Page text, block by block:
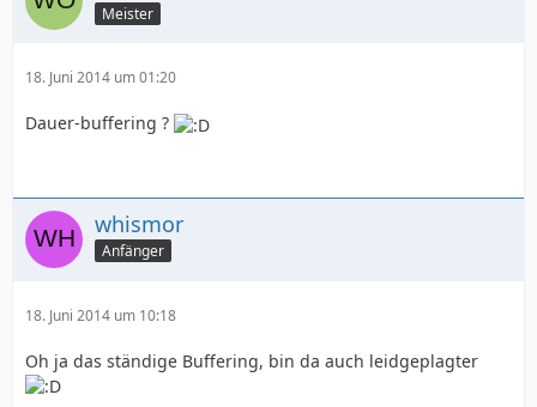
Meister
18. Juni 2014 um 01:20
Dauer-buffering ?
whismor
Anfänger
18. Juni 2014 um 10:18
Oh ja das ständige Buffering, bin da auch leidgeplagter